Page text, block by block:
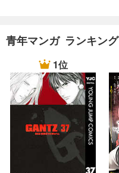
青年マンガ ランキング
1位